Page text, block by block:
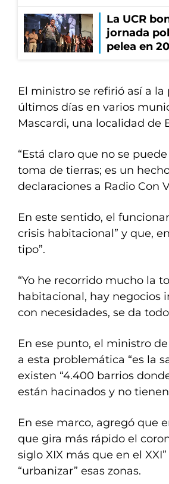
La UCR
jornada
pelea en
El ministro se refirió así a
últimos días en varios
Mascardi, una localidad de
“Está claro que no se
toma de tierras; es un
declaraciones a Radio Con
En este sentido, el
crisis habitacional” y que,
tipo”.
“Yo he recorrido mucho la
habitacional, hay negocios
con necesidades, se da
En ese punto, el ministro
a esta problemática “es la
existen “4.400 barrios
están hacinados y no
En ese marco, agregó que
que gira más rápido el
siglo XIX más que en el
“urbanizar” esas zonas.